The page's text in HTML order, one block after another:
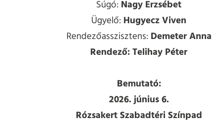
Súgó:Nagy Erzsébet
Ügyelő:Hugyecz Viven
Rendezőasszisztens:Demeter Anna
Rendező:Telihay Péter
Bemutató:
2026. június 6.
Rózsakert Szabadtéri Színpad